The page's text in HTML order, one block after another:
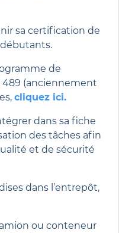
sa certification de
de
489 (anciennement
cliquez ici.
dans sa fiche
des tâches afin
et de sécurité
dans l’entrepôt,
ou conteneur